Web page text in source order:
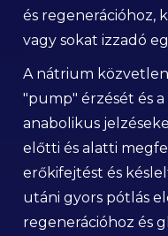
és regenerációhoz,
vagy sokat izzadó
A nátrium
"pump" érzését és
anabolikus
előtti és alatti
erőkifejtést és
utáni gyors pótlás
regenerációhoz és